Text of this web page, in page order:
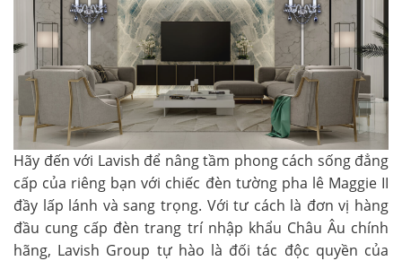
Hãy đến với Lavish để nâng tầm phong cách sống đẳng
cấp của riêng bạn với chiếc đèn tường pha lê Maggie II
đầy lấp lánh và sang trọng. Với tư cách là đơn vị hàng
đầu cung cấp đèn trang trí nhập khẩu Châu Âu chính
hãng, Lavish Group tự hào là đối tác độc quyền của